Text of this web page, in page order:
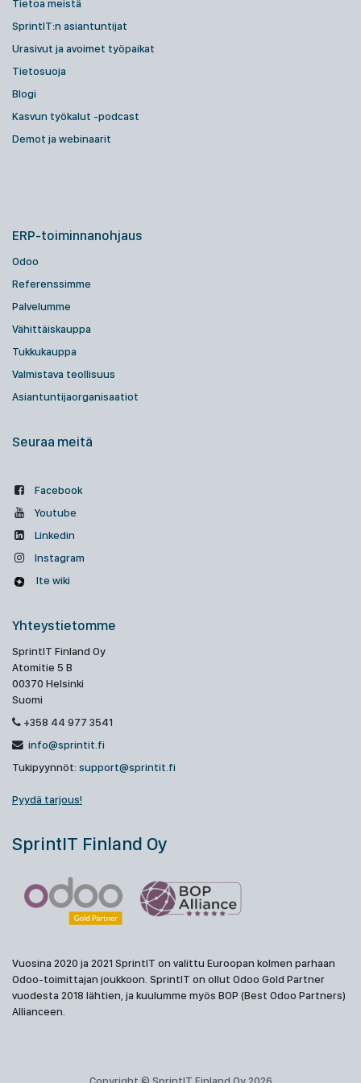
Tietoa meistä
SprintIT:n asiantuntijat
Urasivut ja avoimet työpaikat
Tietosuoja
Blogi
Kasvun työkalut -podcast
Demot ja webinaarit
ERP-toiminnanohjaus
Odoo
Referenssimme
Palvelumme
Vähittäiskauppa
Tukkukauppa
Valmistava teollisuus
Asiantuntijaorganisaatiot
Seuraa meitä
Facebook
Youtube
Linkedin
Instagram
Ite wiki
Yhteystietomme
SprintIT Finland Oy
Atomitie 5 B
00370 Helsinki
Suomi
+358 44 977 3541
info@sprintit.fi
Tukipyynnöt: support@sprintit.fi
Pyydä tarjous!
SprintIT Finland Oy
Vuosina 2020 ja 2021 SprintIT on valittu Euroopan kolmen parhaan
Odoo-toimittajan joukkoon. SprintIT on ollut Odoo Gold Partner
vuodesta 2018 lähtien, ja kuulumme myös BOP (Best Odoo Partners)
Allianceen.
Copyright © SprintIT Finland Oy 2026